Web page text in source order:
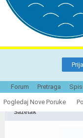
Forum Pretraga
Pogledaj Nove Poruke
Izveštaj o Ugledu za
Sažetak